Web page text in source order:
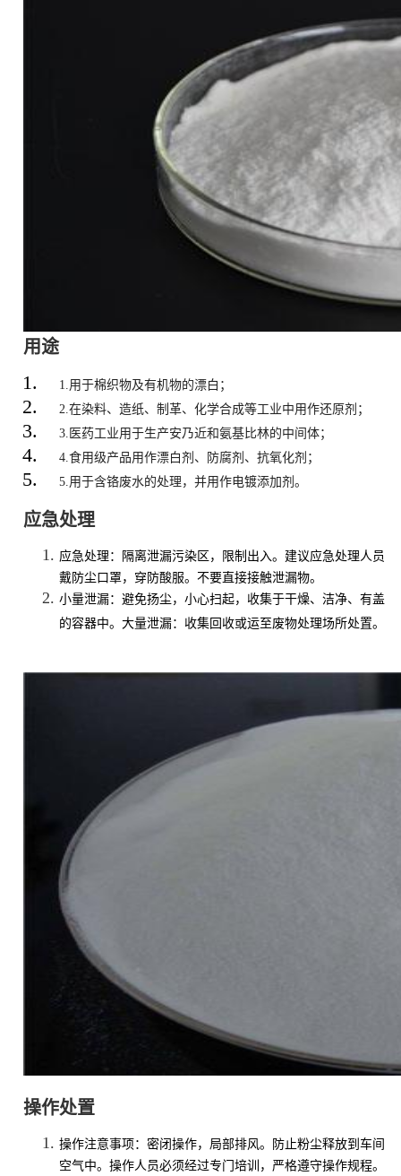
用途
1.用于棉织物及有机物的漂白；
2.在染料、造纸、制革、化学合成等工业中用作还原剂；
3.医药工业用于生产安乃近和氨基比林的中间体；
4.食用级产品用作漂白剂、防腐剂、抗氧化剂；
5.用于含铬废水的处理，并用作电镀添加剂。
应急处理
应急处理：隔离泄漏污染区，限制出入。建议应急处理人员
戴防尘口罩，穿防酸服。不要直接接触泄漏物。
小量泄漏：避免扬尘，小心扫起，收集于干燥、洁净、有盖
的容器中。大量泄漏：收集回收或运至废物处理场所处置。
操作处置
操作注意事项：密闭操作，局部排风。防止粉尘释放到车间
空气中。操作人员必须经过专门培训，严格遵守操作规程。